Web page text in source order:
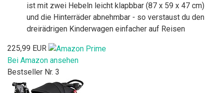
ist mit zwei Hebeln leicht klapbbar (87 x 59 x 47 cm)
und die Hinterräder abnehmbar - so verstaust du den
dreirädrigen Kinderwagen einfacher auf Reisen
225,99 EUR
Bei Amazon ansehen
Bestseller Nr. 3